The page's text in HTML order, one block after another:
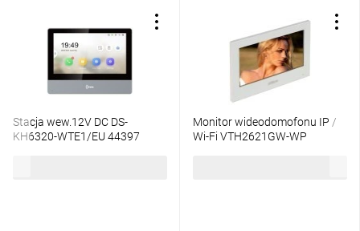
Stacja wew.12V DC DS-
KH6320-WTE1/EU 44397
Monitor wideodomofonu IP /
Wi-Fi VTH2621GW-WP